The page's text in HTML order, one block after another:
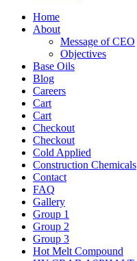
Home
About
Message of CEO
Objectives
Base Oils
Blog
Careers
Cart
Cart
Checkout
Checkout
Cold Applied
Construction Chemicals
Contact
FAQ
Gallery
Group 1
Group 2
Group 3
Hot Melt Compound